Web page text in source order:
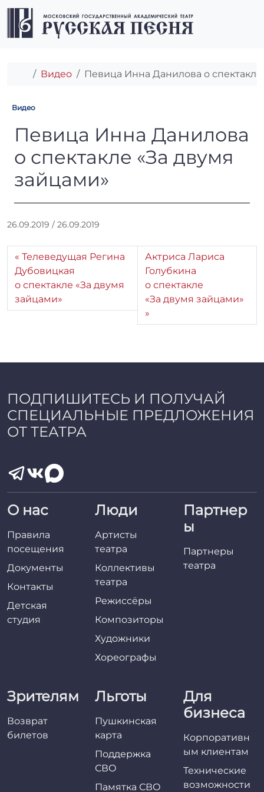
Перейти к содержимому
Перейти к футеру
Главная
Видео Певица Инна Данилова о
Видео
Певица Инна Данилова о
Певица Инна Данилова
о спектакле «За двумя
зайцами»
26.09.2019 / 26.09.2019
т
о
:
r
Телеведущая Регина
Дубовицкая
о спектакле «За двумя
зайцами»
Актриса Лариса
Голубкина
о спектакле
«За двумя зайцами»
ПОДПИШИТЕСЬ И ПОЛУЧАЙ
СПЕЦИАЛЬНЫЕ ПРЕДЛОЖЕНИЯ
ОТ ТЕАТРА
О нас
Правила
посещения
Документы
Контакты
Детская
студия
Люди
Артисты
театра
Коллективы
театра
Режиссёры
Композиторы
Художники
Хореографы
Партнер
ы
Партнеры
театра
Зрителям
Возврат
билетов
Льготы
Пушкинская
карта
Поддержка
СВО
Памятка СВО
Для
бизнеса
Корпоративн
ым клиентам
Технические
возможности